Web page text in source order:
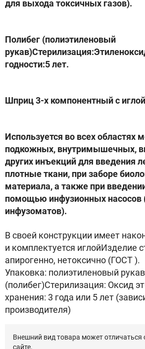
для выхода токсичных газов).
Полибег (полиэтиленовый
годности:5 лет.
Шприц 3-х компонентный с иглой
Используется во всех областях
подкожных, внутримышечных,
других инъекций для введения
плотные ткани, при заборе
материала, а также при
помощью инфузионных насосов
инфузоматов).
В своей конструкции имеет
и комплектуется иглойИзделие
апирогенно, нетоксично (ГОСТ ).
Упаковка: полиэтиленовый рукав
(полибег)Стерилизация: Оксид
хранения: 3 года или 5 лет
производителя)
Внешний вид товара может отличаться
сайте.